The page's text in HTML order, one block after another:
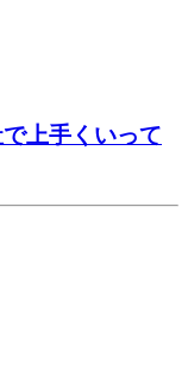
上手くいって